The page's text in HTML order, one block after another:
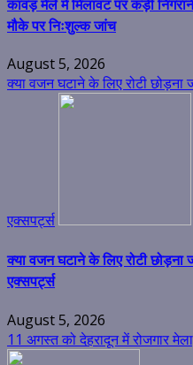
मौके पर निःशुल्क जांच
August 5, 2026
क्या वजन घटाने के लिए रोटी
एक्सपर्ट्स
क्या वजन घटाने के लिए रोटी
एक्सपर्ट्स
August 5, 2026
11 अगस्त को देहरादून में रोजगार